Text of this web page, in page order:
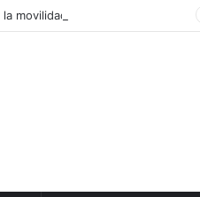
movilidad turística sostenible